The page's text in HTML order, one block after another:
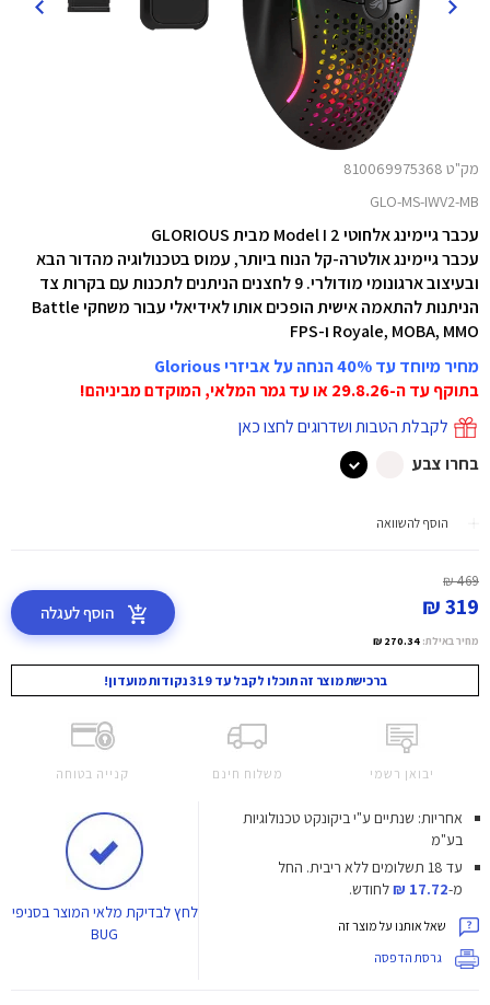
מק"ט 810069975368
GLO-MS-IWV2-MB
עכבר גיימינג אלחוטי Model I 2 מבית GLORIOUS
עכבר גיימינג אולטרה-קל הנוח ביותר, עמוס בטכנולוגיה מהדור הבא
ובעיצוב ארגונומי מודולרי. 9 לחצנים הניתנים לתכנות עם בקרות צד
הניתנות להתאמה אישית הופכים אותו לאידיאלי עבור משחקי Battle
Royale, MOBA, MMO ו-FPS
מחיר מיוחד עד 40% הנחה על אביזרי Glorious
בתוקף עד ה-29.8.26
או עד גמר המלאי, המוקדם מביניהם!
לקבלת הטבות ושדרוגים לחצו כאן
בחרו צבע
הוסף להשוואה
469 ₪
319 ₪
מחיר באילת: 270.34 ₪
הוסף לעגלה
ברכישת מוצר זה תוכלו לקבל עד 319 נקודות מועדון!
יבואן רשמי משלוח חינם קנייה בטוחה
אחריות: שנתיים ע"י ביקונקט טכנולוגיות
בע"מ
עד 18 תשלומים ללא ריבית.
החל
מ-17.72 ₪ לחודש.
שאל אותנו על מוצר זה
גרסת הדפסה
לחץלבדיקת מלאי המוצר בסניפי
BUG